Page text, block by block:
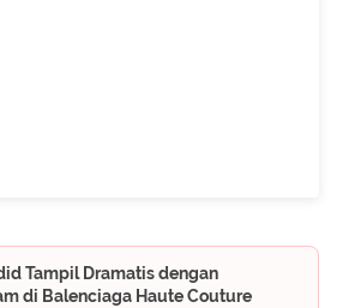
Tampil Dramatis dengan
di Balenciaga Haute Couture